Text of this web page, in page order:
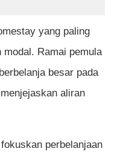
yang paling
modal. Ramai pemula
besar pada
aliran
perbelanjaan